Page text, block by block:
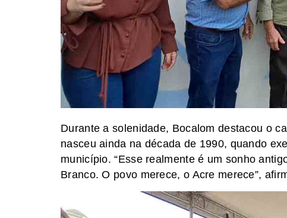
Durante a solenidade, Bocalom destacou o
nasceu ainda na década de 1990, quando
município. “Esse realmente é um sonho
Branco. O povo merece, o Acre merece”,